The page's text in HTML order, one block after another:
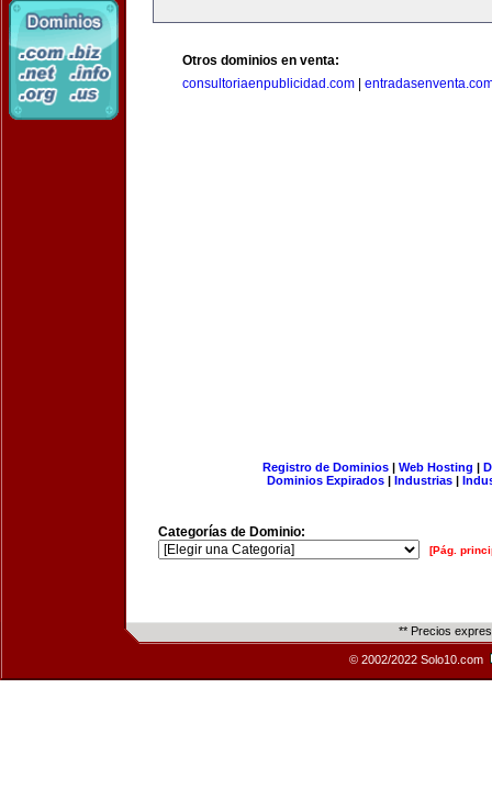
Otros dominios en venta:
consultoriaenpublicidad.com
Registro de Dominios| Web Hosting |
Dominios Expirados | Industrias |
Categorías de Dominio:
[Pág.
** Precios
© 2002/2022 Solo10.com